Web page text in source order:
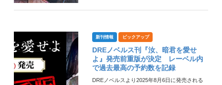
新刊情報 ピックアップ
DREノベルス刊『汝、暗君を愛せ
よ』発売前重版が決定 レーベル内
で過去最高の予約数を記録
DREノベルスより2025年8月6日に発売される